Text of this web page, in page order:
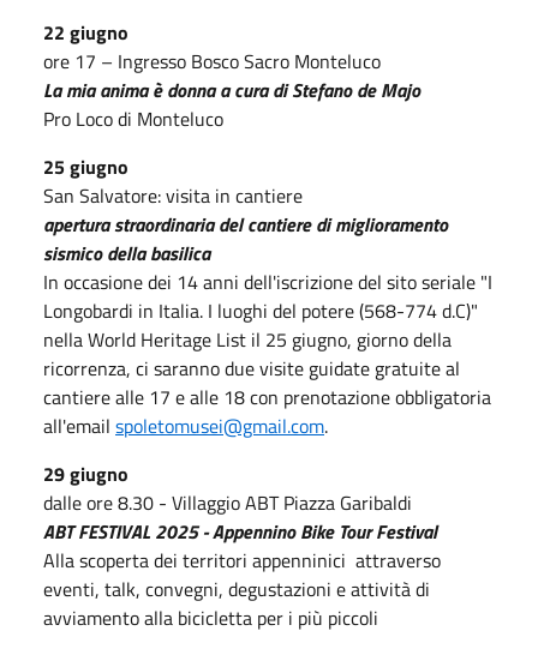
22 giugno
ore 17 – Ingresso Bosco Sacro Monteluco
La mia anima è donna a cura di Stefano de Majo
Pro Loco di Monteluco
25 giugno
San Salvatore: visita in cantiere
apertura straordinaria del cantiere di miglioramento
sismico della basilica
In occasione dei 14 anni dell'iscrizione del sito seriale "I
Longobardi in Italia. I luoghi del potere (568-774 d.C)"
nella World Heritage List il 25 giugno, giorno della
ricorrenza, ci saranno due visite guidate gratuite al
cantiere alle 17 e alle 18 con prenotazione obbligatoria
all'email spoletomusei@gmail.com.
29 giugno
dalle ore 8.30 - Villaggio ABT Piazza Garibaldi
ABT FESTIVAL 2025 - Appennino Bike Tour Festival
Alla scoperta dei territori appenninici attraverso
eventi, talk, convegni, degustazioni e attività di
avviamento alla bicicletta per i più piccoli